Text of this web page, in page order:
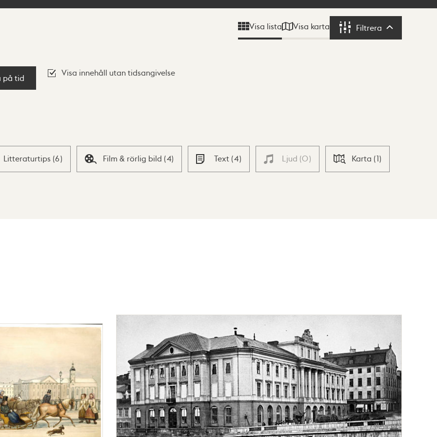
Visa lista Visa karta Filtrera Filtrera
på tid
Visa innehåll utan tidsangivelse
Litteraturtips (6) Film & rörlig bild (4) Text (4) Ljud (0) Karta (1)